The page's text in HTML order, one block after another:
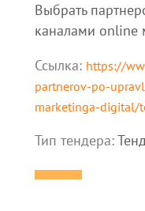
Выбрать
каналами online
Ссылка: https://
partnerov-po-
marketinga-digital/
Тип тендера: